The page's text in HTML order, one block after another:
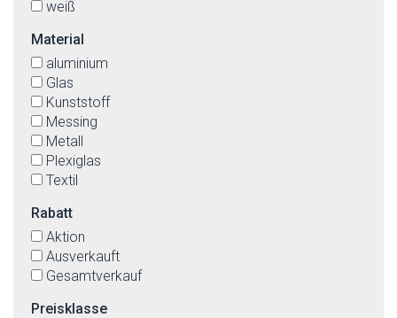
weiß
Material
aluminium
Glas
Kunststoff
Messing
Metall
Plexiglas
Textil
Rabatt
Aktion
Ausverkauft
Gesamtverkauf
Preisklasse